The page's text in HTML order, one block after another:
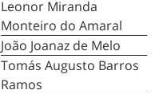
Leonor Miranda
Monteiro do Amaral
João Joanaz de Melo
Tomás Augusto Barros
Ramos